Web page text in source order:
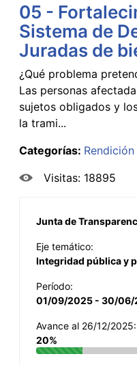
05 -
Sistema de
Juradas de
¿Qué problema
Las personas
sujetos obligados y
la trami...
Categorías:
Visitas: 18895
Junta de
Eje temático:
Integridad pública y
Período:
01/09/2025 - 30/06/
Avance al 26/12/2025:
20%